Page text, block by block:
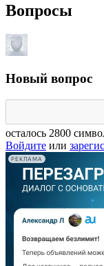
Вопросы
Новый вопрос
осталось 2800
Войдите или
РЕКЛАМА